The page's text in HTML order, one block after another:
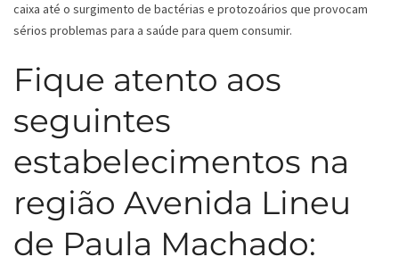
caixa até o surgimento de bactérias e protozoários que provocam
sérios problemas para a saúde para quem consumir.
Fique atento aos
seguintes
estabelecimentos na
região Avenida Lineu
de Paula Machado: